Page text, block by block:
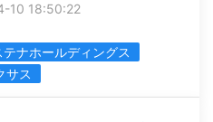
10 18:50:22
テナホールディングス
サス